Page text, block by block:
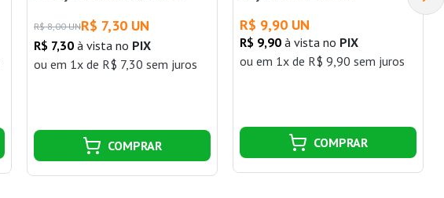
com 2 Parafusos 8mm
Bemfixa
R$ 8,00 UNR$ 7,30 UN
R$ 7,30 à vista no PIX
ou em 1x de R$ 7,30 sem juros
COMPRAR
R$ 9,90 UN
R$ 9,90 à vista no PIX
ou em 1x de R$ 9,90 sem juros
COMPRAR